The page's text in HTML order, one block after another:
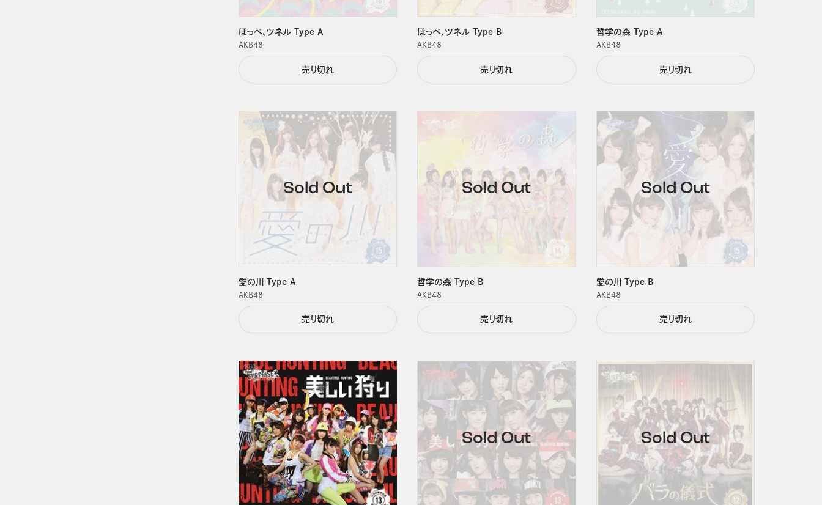
ほっぺ、ツネル Type A
ＡＫＢ４８
売り切れ
ほっぺ、ツネル Type B
ＡＫＢ４８
売り切れ
哲学の森 Type A
ＡＫＢ４８
売り切れ
愛の川 Type A
ＡＫＢ４８
売り切れ
哲学の森 Type B
ＡＫＢ４８
売り切れ
愛の川 Type B
ＡＫＢ４８
売り切れ